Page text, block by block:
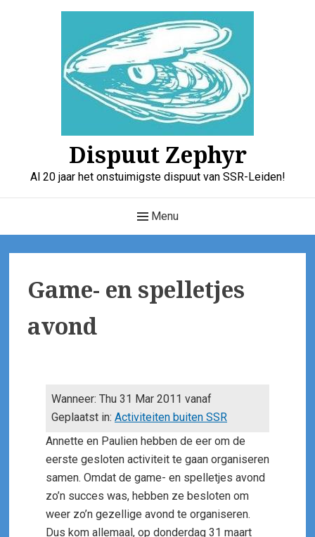
Dispuut Zephyr
Al 20 jaar het onstuimigste dispuut van SSR-Leiden!
Navigation
Menu
Game- en spelletjes
avond
Wanneer: Thu 31 Mar 2011 vanaf
Geplaatst in: Activiteiten buiten SSR
Annette en Paulien hebben de eer om de
eerste gesloten activiteit te gaan organiseren
samen. Omdat de game- en spelletjes avond
zo’n succes was, hebben ze besloten om
weer zo’n gezellige avond te organiseren.
Dus kom allemaal, op donderdag 31 maart